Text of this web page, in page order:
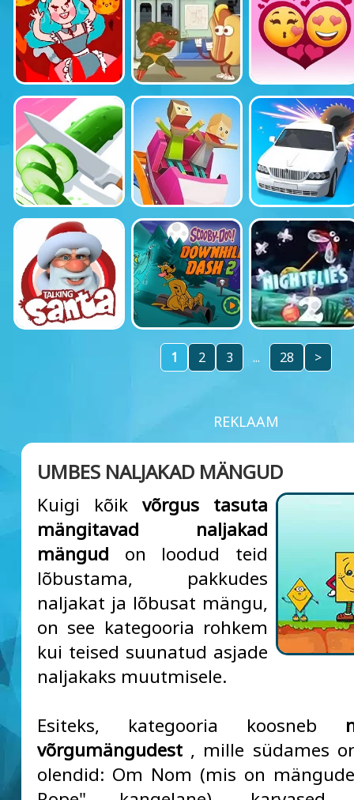
1 2 3 ... 28 >
REKLAAM
UMBES NALJAKAD MÄNGUD
Kuigi kõikvõrgus tasuta
mängitavad naljakad
mängud on loodud teid
lõbustama, pakkudes
naljakat ja lõbusat mängu,
on see kategooria rohkem
kui teised suunatud asjade
naljakaks muutmisele.
Esiteks, kategooria koosneb
võrgumängudest, mille südames
olendid: Om Nom (mis on